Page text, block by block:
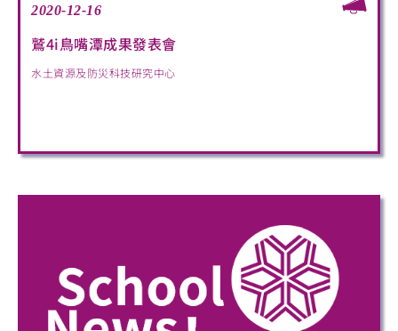
2020-12-16
鷲4i鳥嘴潭成果發表會
水土資源及防災科技研究中心